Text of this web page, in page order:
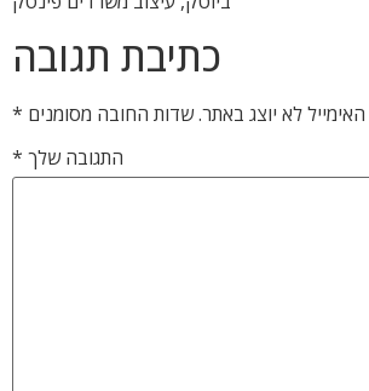
כתיבת תגובה
האימייל לא יוצג באתר.שדות החובה מסומנים *
התגובה שלך *